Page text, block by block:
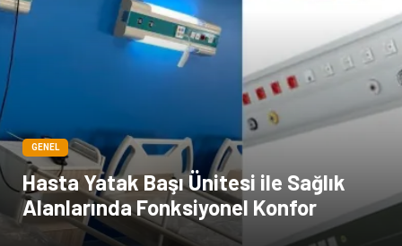
GENEL
Hasta Yatak Başı Ünitesi ile Sağlık
Alanlarında Fonksiyonel Konfor